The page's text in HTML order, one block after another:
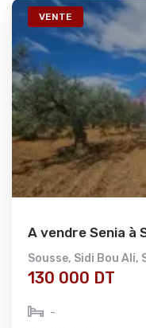
VENTE
A vendre Senia à
Sousse, Sidi Bou Ali,
130 000 DT
-